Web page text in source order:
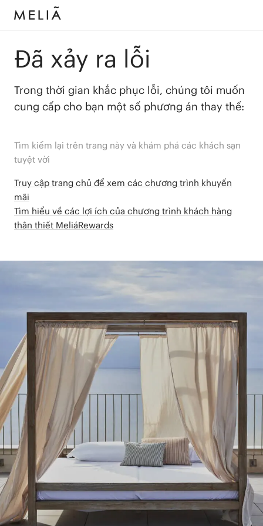
Đã xảy ra lỗi
Trong thời gian khắc phục lỗi, chúng tôi muốn
cung cấp cho bạn một số phương án thay thế:
Tìm kiếm lại trên trang này và khám phá các khách sạn
tuyệt vời
Truy cập trang chủ để xem các chương trình khuyến
mãi
Tìm hiểu về các lợi ích của chương trình khách hàng
thân thiết MeliáRewards